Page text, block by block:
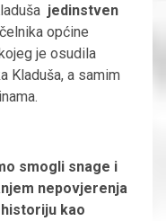
jedinstven
općine
je osudila
Kladuša, a samim
smogli snage i
nepovjerenja
kao